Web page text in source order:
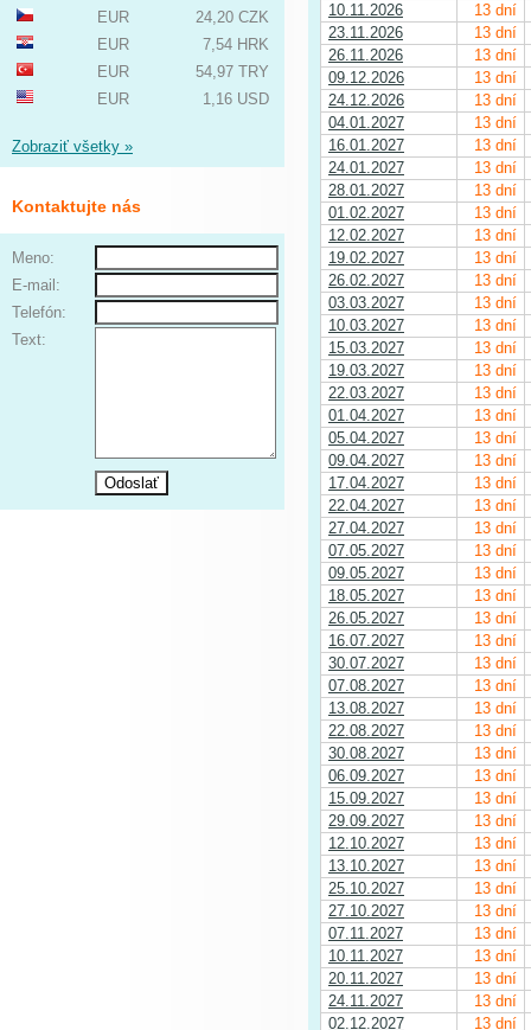
EUR
24,20 CZK
EUR
7,54 HRK
EUR
54,97 TRY
EUR
1,16 USD
Zobraziť všetky »
Kontaktujte nás
Meno:
E-mail:
Telefón:
Text:
10.11.2026
13 dní
23.11.2026
13 dní
26.11.2026
13 dní
09.12.2026
13 dní
24.12.2026
13 dní
04.01.2027
13 dní
16.01.2027
13 dní
24.01.2027
13 dní
28.01.2027
13 dní
01.02.2027
13 dní
12.02.2027
13 dní
19.02.2027
13 dní
26.02.2027
13 dní
03.03.2027
13 dní
10.03.2027
13 dní
15.03.2027
13 dní
19.03.2027
13 dní
22.03.2027
13 dní
01.04.2027
13 dní
05.04.2027
13 dní
09.04.2027
13 dní
17.04.2027
13 dní
22.04.2027
13 dní
27.04.2027
13 dní
07.05.2027
13 dní
09.05.2027
13 dní
18.05.2027
13 dní
26.05.2027
13 dní
16.07.2027
13 dní
30.07.2027
13 dní
07.08.2027
13 dní
13.08.2027
13 dní
22.08.2027
13 dní
30.08.2027
13 dní
06.09.2027
13 dní
15.09.2027
13 dní
29.09.2027
13 dní
12.10.2027
13 dní
13.10.2027
13 dní
25.10.2027
13 dní
27.10.2027
13 dní
07.11.2027
13 dní
10.11.2027
13 dní
20.11.2027
13 dní
24.11.2027
13 dní
02.12.2027
13 dní